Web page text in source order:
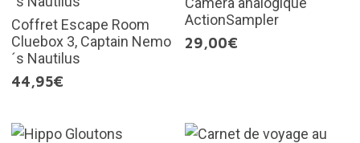
Coffret Escape Room
Cluebox 3, Captain Nemo
´s Nautilus
44,95€
ActionSampler
29,00€